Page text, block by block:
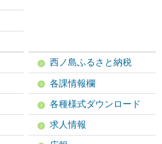
西ノ島ふるさと納税
各課情報欄
各種様式ダウンロード
求人情報